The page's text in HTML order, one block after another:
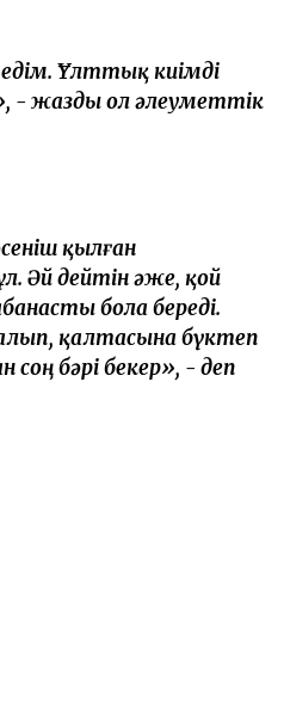
Ұлттық киімді
- жазды ол әлеуметтік
қылған
Әй дейтін әже, қой
бола береді.
қалтасына бүктеп
бәрі бекер», - деп